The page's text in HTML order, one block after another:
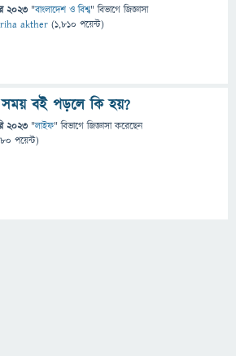
2023 "বাংলাদেশ ও বিশ্ব" বিভাগে জিজ্ঞাসা
akther (1,810 পয়েন্ট)
সময় বই পড়লে কি হয়?
2023 "লাইফ" বিভাগে জিজ্ঞাসাকরেছেন
পয়েন্ট)